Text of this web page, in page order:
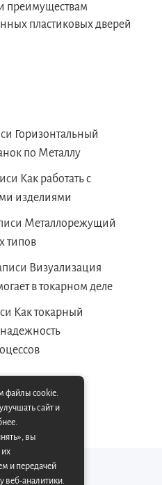
преимуществам
пластиковых дверей
Горизонтальный
по Металлу
Как работать с
изделиями
Металлорежущий
типов
Визуализация
в токарном деле
Как токарный
файлы cookie.
сайт и
вы
их
и передачей
веб-аналитики.